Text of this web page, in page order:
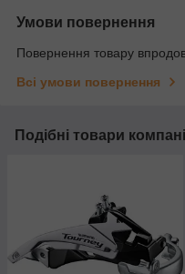
Умови повернення
Повернення товару
Всі умови повернення
Подібні товари